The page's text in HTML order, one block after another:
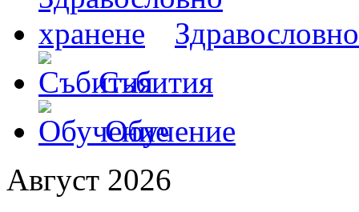
Събития
Обучение
Август 2026